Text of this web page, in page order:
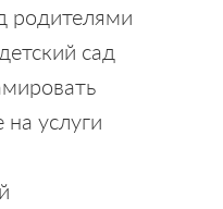
родителями
сад
услуги